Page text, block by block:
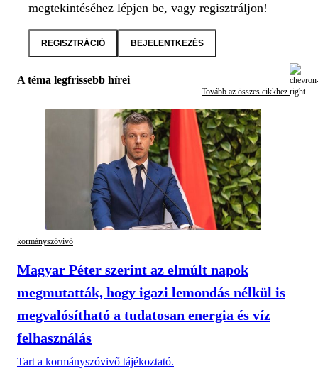
megtekintéséhez lépjen be, vagy regisztráljon!
REGISZTRÁCIÓ BEJELENTKEZÉS
A téma legfrissebb hírei
Tovább az összes cikkhez
kormányszóvivő
Magyar Péter szerint az elmúlt napok
megmutatták, hogy igazi lemondás nélkül is
megvalósítható a tudatosan energia és víz
felhasználás
Tart a kormányszóvivő tájékoztató.